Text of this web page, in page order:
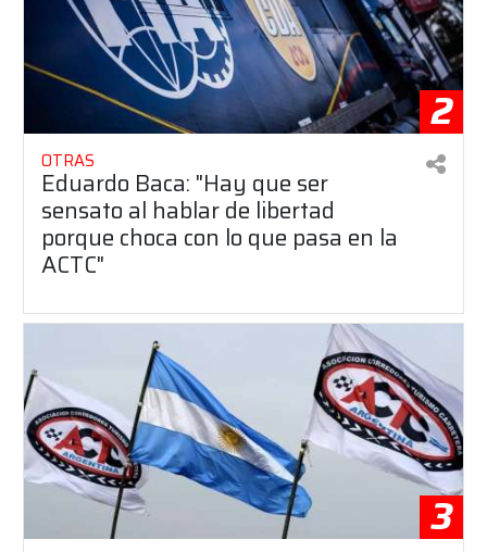
2
OTRAS
Eduardo Baca: "Hay que ser
sensato al hablar de libertad
porque choca con lo que pasa en la
ACTC"
3